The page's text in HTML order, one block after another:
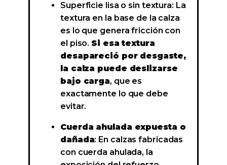
Superficie lisa o sin textura: La
textura en la base de la calza
es lo que genera fricción con
el piso. Si esa textura
desapareció por desgaste,
la calza puede deslizarse
bajo carga, que es
exactamente lo que debe
evitar.
Cuerda ahulada expuesta o
dañada: En calzas fabricadas
con cuerda ahulada, la